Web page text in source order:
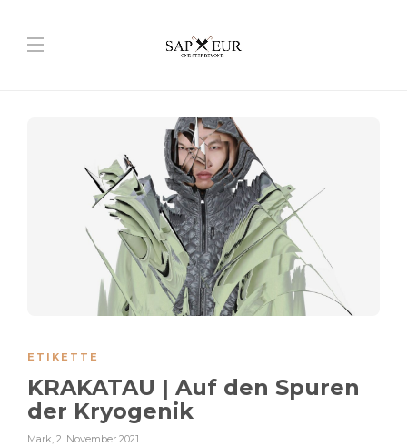
ETIKETTE
KRAKATAU | Auf den Spuren
der Kryogenik
Mark, 2. November 2021